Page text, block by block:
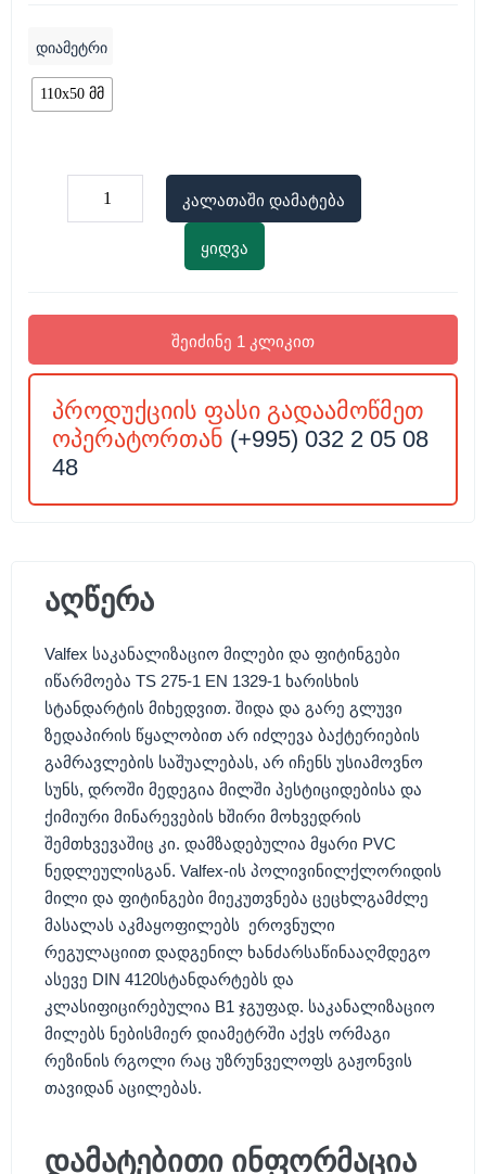
დიამეტრი
110x50 მმ
კალათაში დამატება
ყიდვა
შეიძინე 1 კლიკით
პროდუქციის ფასი გადაამოწმეთ
ოპერატორთან (+995) 032 2 05 08
48
აღწერა
Valfex საკანალიზაციო მილები და ფიტინგები
იწარმოება TS 275-1 EN 1329-1 ხარისხის
სტანდარტის მიხედვით. შიდა და გარე გლუვი
ზედაპირის წყალობით არ იძლევა ბაქტერიების
გამრავლების საშუალებას, არ იჩენს უსიამოვნო
სუნს, დროში მედეგია მილში პესტიციდებისა და
ქიმიური მინარევების ხშირი მოხვედრის
შემთხვევაშიც კი. დამზადებულია მყარი PVC
ნედლეულისგან. Valfex-ის პოლივინილქლორიდის
მილი და ფიტინგები მიეკუთვნება ცეცხლგამძლე
მასალას აკმაყოფილებს ეროვნული
რეგულაციით დადგენილ ხანძარსაწინააღმდეგო
ასევე DIN 4120სტანდარტებს და
კლასიფიცირებულია B1 ჯგუფად. საკანალიზაციო
მილებს ნებისმიერ დიამეტრში აქვს ორმაგი
რეზინის რგოლი რაც უზრუნველოფს გაჟონვის
თავიდან აცილებას.
დამატებითი ინფორმაცია